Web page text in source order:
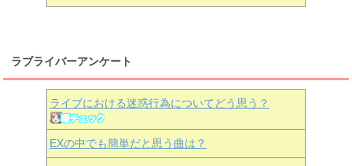
ラブライバーアンケート
ライブにおける迷惑行為についてどう思う？
EXの中でも簡単だと思う曲は？